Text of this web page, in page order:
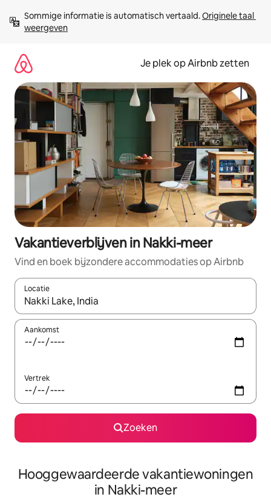
direct
naar
Sommige informatie is automatisch vertaald. Originele taal
weergeven
Je plek op Airbnb zetten
Vakantieverblijven in Nakki-meer
Vind en boek bijzondere accommodaties op Airbnb
Locatie
Wanneer er resultaten beschikbaar zijn, maak je een keuze
Aankomst
Vertrek
Zoeken
Hooggewaardeerde vakantiewoningen
in Nakki-meer